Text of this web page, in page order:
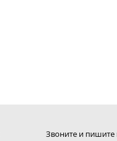
Звоните и пишите